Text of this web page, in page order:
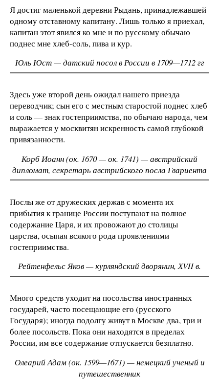
Я достиг маленькой деревни Рыдань, принадлежавшей
одному отставному капитану. Лишь только я приехал,
капитан этот явился ко мне и по русскому обычаю
поднес мне хлеб-соль, пива и кур.
Юль Юст — датский посол в России в 1709—1712 гг
Здесь уже второй день ожидал нашего приезда
переводчик; сын его с местным старостой поднес хлеб
и соль — знак гостеприимства, по обычаю народа, чем
выражается у москвитян искренность самой глубокой
привязанности.
Корб Иоанн (ок. 1670 — ок. 1741) — австрийский
дипломат, секретарь австрийского посла Гвариента
Послы же от дружеских держав с момента их
прибытия к границе России поступают на полное
содержание Царя, и их провожают до столицы
царства, осыпая всякого рода проявлениями
гостеприимства.
Рейтенфельс Яков — курляндский дворянин, ХVII в.
Много средств уходит на посольства иностранных
государей, часто посещающие его (русского
Государя); иногда подолгу живут в Москве два, три и
более посольств. Пока они находятся в пределах
России, им все содержание отпускается безплатно.
Олеарий Адам (ок. 1599—1671) — немецкий ученый и
путешественник